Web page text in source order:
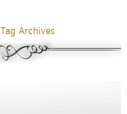
Tag Archives: